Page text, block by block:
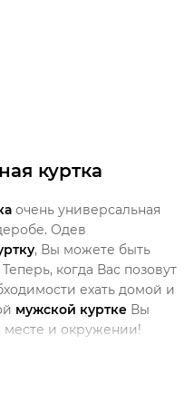
куртка
очень универсальная
Одев
, Вы можете быть
когда Вас позовут
ехать домой и
мужской куртке Вы
месте и окружении!
осеннюю куртку,